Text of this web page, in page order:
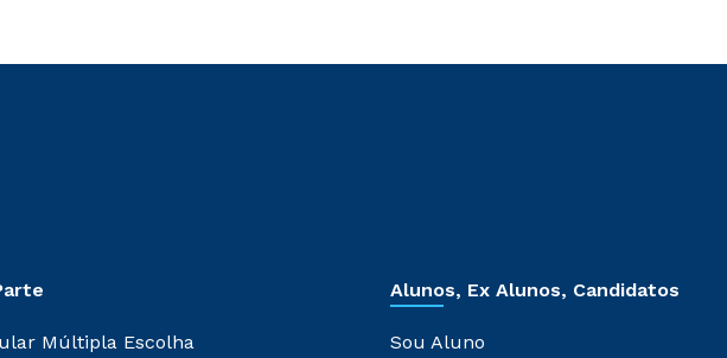
Múltipla Escolha
Alunos, Ex Alunos, Candidatos
Sou Aluno